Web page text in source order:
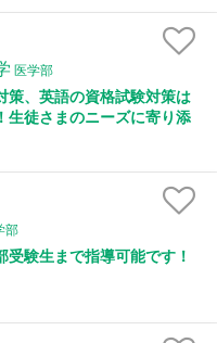
医学部
策、英語の資格試験対策は
生徒さまのニーズに寄り添
部
受験生まで指導可能です！